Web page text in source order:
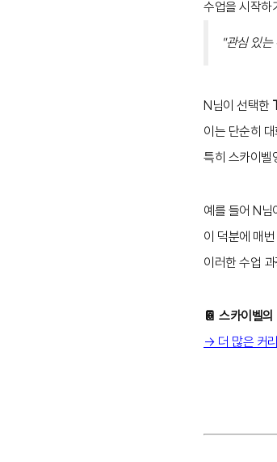
수업을 시작하
"관심 있
N님이 선택한
이는 단순히
특히 스카이벨
예를 들어 N
이 덕분에 매
이러한 수업
📔 스카이벨
→ 더 많은 커